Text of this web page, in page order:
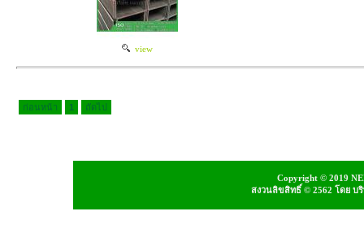
view
ก่อนหน้า 1 ถัดไป
Copyright © 2019
สงวนลิขสิทธิ์ © 2562 โดย บ